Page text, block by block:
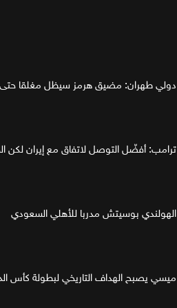
دولي طهران: مضيق هرمز سيظل مغلقا
ترامب: أفضّل التوصل لاتفاق مع إيران لكن
الهولندي بوسيتش مدربا للأهلي السعودي
ميسي يصبح الهداف التاريخي لبطولة كأس